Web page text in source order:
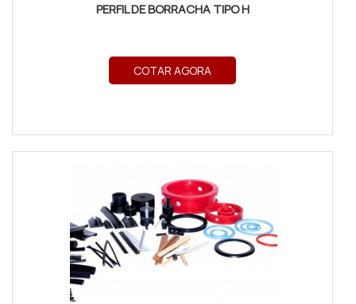
PERFIL DE BORRACHA TIPO H
COTAR AGORA